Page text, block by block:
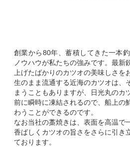
創業から80年、蓄積してきた一本
ノウハウが私たちの強みです。最新
上げたばかりのカツオの美味しさを
生のまま流通する近海のカツオは、
まうこともありますが、日光丸のカ
前に瞬時に凍結されるので、船上の
わうことができるのです。
なお当社の藁焼きは、表面を高温で
香ばしくカツオの旨さをさらに引き
ております。